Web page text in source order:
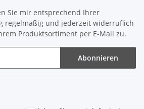
Sie mir entsprechend Ihrer
regelmäßig und jederzeit widerruflich
Produktsortiment per E-Mail zu.
Abonnieren